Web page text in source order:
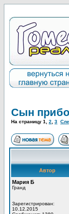
Сын
На страницу 1 2 3
Автор
Мария Б
Гранд
Зарегистрирован:
10.12.2015